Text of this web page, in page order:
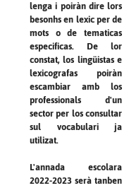
lenga i poiràn dire lors
besonhs en lexic per de
mots o de tematicas
especificas. De lor
constat, los lingüistas e
lexicografas poiràn
escambiar amb los
professionals d'un
sector per los consultar
sul vocabulari ja
utilizat.
L'annada escolara
2022-2023 serà tanben